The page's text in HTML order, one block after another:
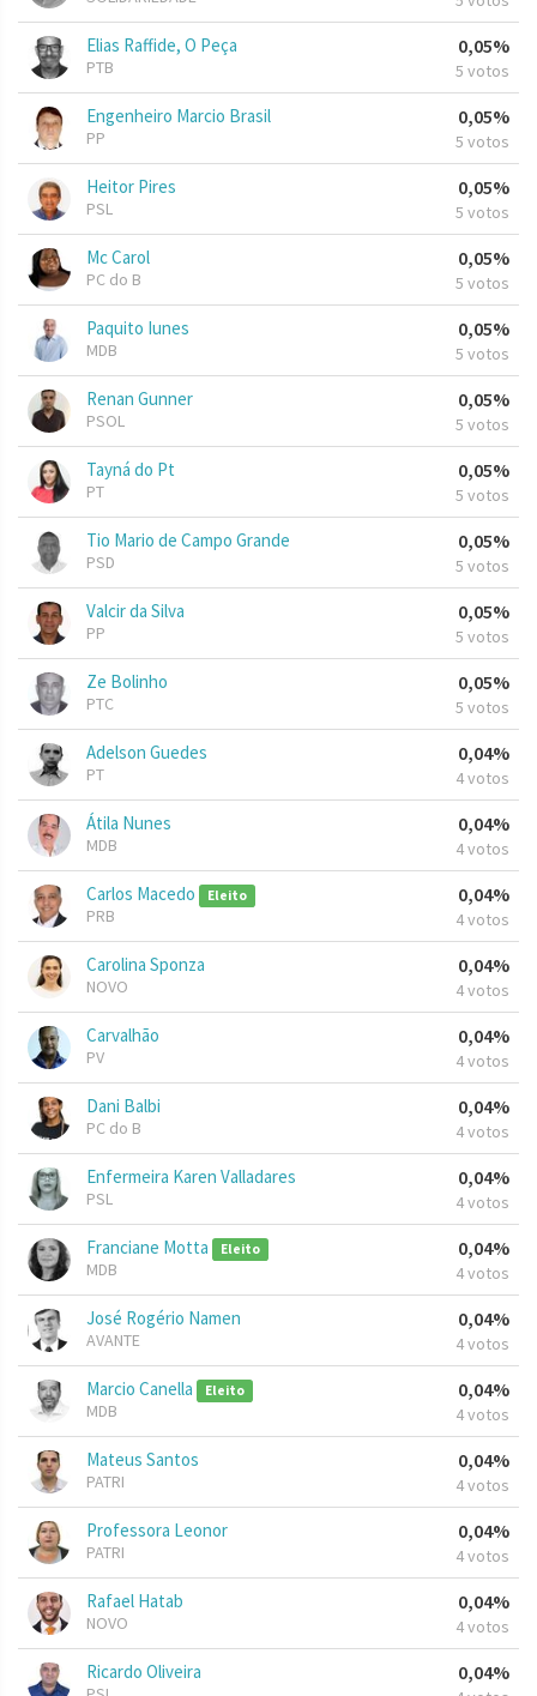
Elias Raffide, O Peça
PTB
0,05%
5 votos
Engenheiro Marcio Brasil
PP
0,05%
5 votos
Heitor Pires
PSL
0,05%
5 votos
Mc Carol
PC do B
0,05%
5 votos
Paquito Iunes
MDB
0,05%
5 votos
Renan Gunner
PSOL
0,05%
5 votos
Tayná do Pt
PT
0,05%
5 votos
Tio Mario de Campo Grande
PSD
0,05%
5 votos
Valcir da Silva
PP
0,05%
5 votos
Ze Bolinho
PTC
0,05%
5 votos
Adelson Guedes
PT
0,04%
4 votos
Átila Nunes
MDB
0,04%
4 votos
Carlos Macedo Eleito
PRB
0,04%
4 votos
Carolina Sponza
NOVO
0,04%
4 votos
Carvalhão
PV
0,04%
4 votos
Dani Balbi
PC do B
0,04%
4 votos
Enfermeira Karen Valladares
PSL
0,04%
4 votos
Franciane Motta Eleito
MDB
0,04%
4 votos
José Rogério Namen
AVANTE
0,04%
4 votos
Marcio Canella Eleito
MDB
0,04%
4 votos
Mateus Santos
PATRI
0,04%
4 votos
Professora Leonor
PATRI
0,04%
4 votos
Rafael Hatab
NOVO
0,04%
4 votos
Ricardo Oliveira 0,04%